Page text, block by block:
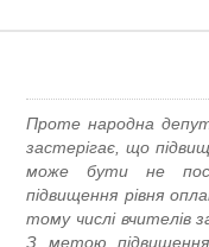
Проте народна
застерігає, що
може бути не
підвищення рівня
тому числі вчителів
З метою підвищення